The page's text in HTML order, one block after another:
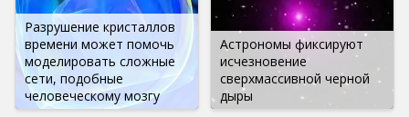
Разрушение кристаллов
времени может помочь
моделировать сложные
сети, подобные
человеческому мозгу
Астрономы фиксируют
исчезновение
сверхмассивной черной
дыры